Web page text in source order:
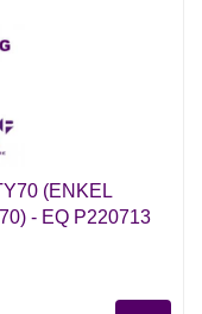
(ENKEL
- EQ P220713